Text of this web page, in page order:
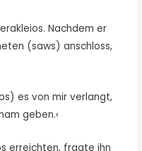
Nachdem er
(saws) anschloss,
es von mir verlangt,
geben.‹
erreichten, fragte ihn